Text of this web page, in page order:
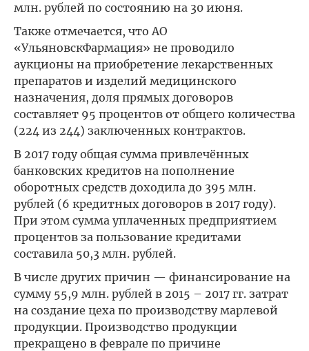
млн. рублей по состоянию на 30 июня.
Также отмечается, что АО
«УльяновскФармация» не проводило
аукционы на приобретение лекарственных
препаратов и изделий медицинского
назначения, доля прямых договоров
составляет 95 процентов от общего количества
(224 из 244) заключенных контрактов.
В 2017 году общая сумма привлечённых
банковских кредитов на пополнение
оборотных средств доходила до 395 млн.
рублей (6 кредитных договоров в 2017 году).
При этом сумма уплаченных предприятием
процентов за пользование кредитами
составила 50,3 млн. рублей.
В числе других причин — финансирование на
сумму 55,9 млн. рублей в 2015 – 2017 гг. затрат
на создание цеха по производству марлевой
продукции. Производство продукции
прекращено в феврале по причине